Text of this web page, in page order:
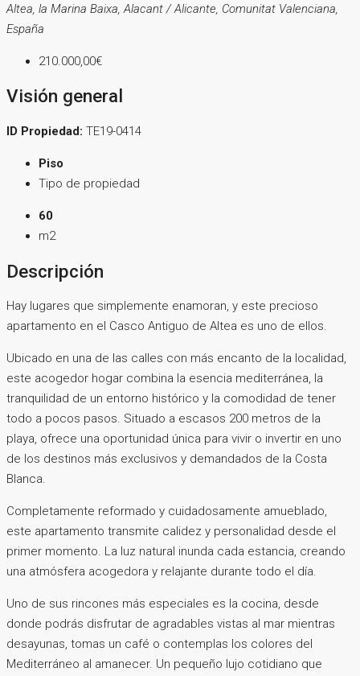
Altea, la Marina Baixa, Alacant / Alicante, Comunitat Valenciana,
España
210.000,00€
Visión general
ID Propiedad: TE19-0414
Piso
Tipo de propiedad
60
m2
Descripción
Hay lugares que simplemente enamoran, y este precioso
apartamento en el Casco Antiguo de Altea es uno de ellos.
Ubicado en una de las calles con más encanto de la localidad,
este acogedor hogar combina la esencia mediterránea, la
tranquilidad de un entorno histórico y la comodidad de tener
todo a pocos pasos. Situado a escasos 200 metros de la
playa, ofrece una oportunidad única para vivir o invertir en uno
de los destinos más exclusivos y demandados de la Costa
Blanca.
Completamente reformado y cuidadosamente amueblado,
este apartamento transmite calidez y personalidad desde el
primer momento. La luz natural inunda cada estancia, creando
una atmósfera acogedora y relajante durante todo el día.
Uno de sus rincones más especiales es la cocina, desde
donde podrás disfrutar de agradables vistas al mar mientras
desayunas, tomas un café o contemplas los colores del
Mediterráneo al amanecer. Un pequeño lujo cotidiano que